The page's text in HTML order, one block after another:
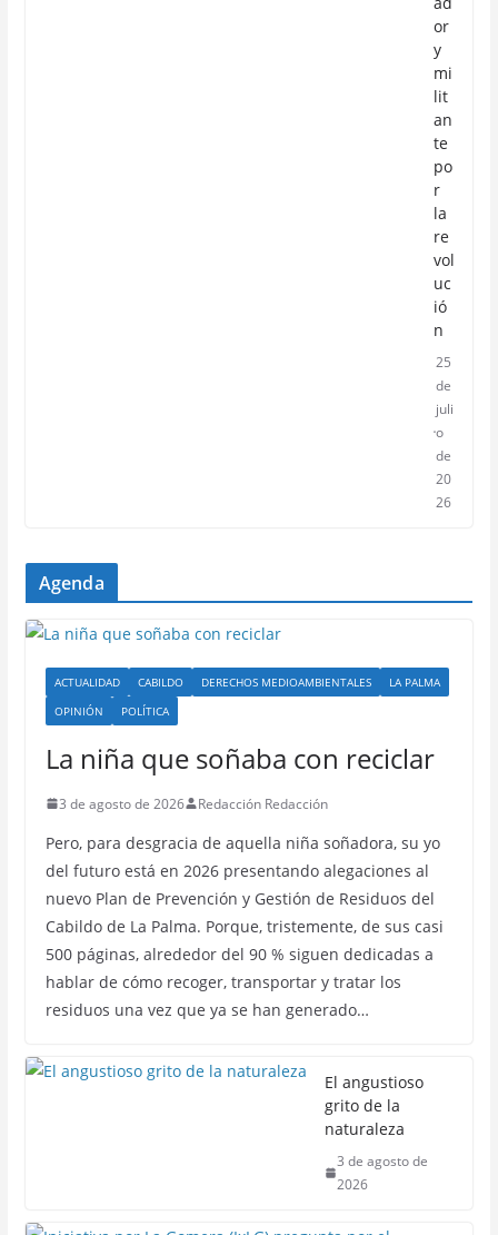
or
y
mi
lit
an
te
po
r
la
re
vol
uc
ió
n
25
de
juli
o
de
20
26
Agenda
ACTUALIDAD CABILDO DERECHOS MEDIOAMBIENTALES
LA PALMA
OPINIÓN
POLÍTICA
La niña que soñaba con reciclar
3 de agosto de 2026 Redacción Redacción
Pero, para desgracia de aquella niña soñadora, su yo
del futuro está en 2026 presentando alegaciones al
nuevo Plan de Prevención y Gestión de Residuos del
Cabildo de La Palma. Porque, tristemente, de sus casi
500 páginas, alrededor del 90 % siguen dedicadas a
hablar de cómo recoger, transportar y tratar los
residuos una vez que ya se han generado…
El angustioso
grito de la
naturaleza
3 de agosto de
2026